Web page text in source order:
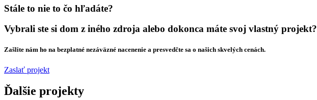
Stále to nie to čo hľadáte?
Vybrali ste si dom z iného zdroja alebo dokonca máte svoj vlastný projekt?
Zašlite nám ho na bezplatné nezáväzné nacenenie a presvedčte sa o našich skvelých cenách.
Zaslať projekt
Ďalšie projekty